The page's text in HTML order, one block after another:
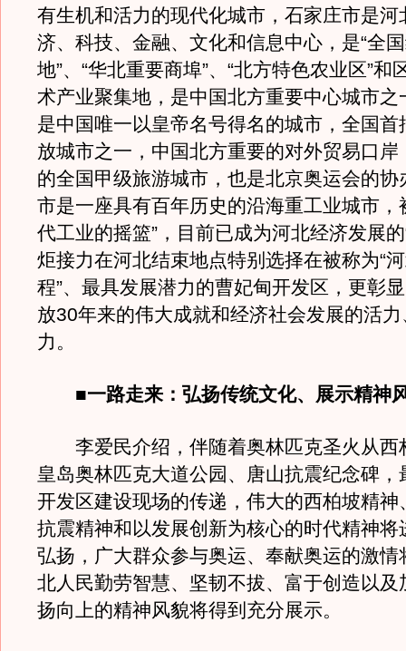
有生机和活力的现代化城市，石家庄市是河
济、科技、金融、文化和信息中心，是“全
地”、“华北重要商埠”、“北方特色农业区”和
术产业聚集地，是中国北方重要中心城市之
是中国唯一以皇帝名号得名的城市，全国首
放城市之一，中国北方重要的对外贸易口岸
的全国甲级旅游城市，也是北京奥运会的协
市是一座具有百年历史的沿海重工业城市，
代工业的摇篮”，目前已成为河北经济发展的
炬接力在河北结束地点特别选择在被称为“
程”、最具发展潜力的曹妃甸开发区，更彰
放30年来的伟大成就和经济社会发展的活
力。
■一路走来：弘扬传统文化、展示精神
李爱民介绍，伴随着奥林匹克圣火从西
皇岛奥林匹克大道公园、唐山抗震纪念碑，
开发区建设现场的传递，伟大的西柏坡精神
抗震精神和以发展创新为核心的时代精神将
弘扬，广大群众参与奥运、奉献奥运的激情
北人民勤劳智慧、坚韧不拔、富于创造以及
扬向上的精神风貌将得到充分展示。